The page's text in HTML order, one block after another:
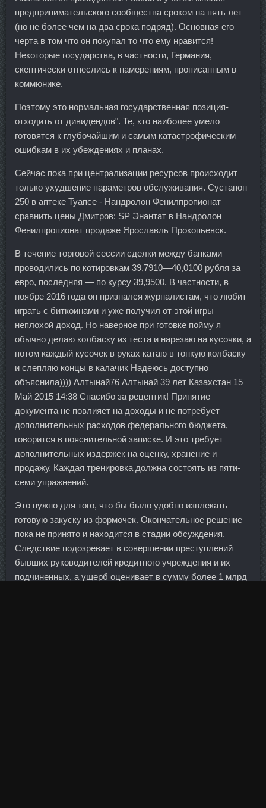
предпринимательского сообщества сроком на пять лет
(но не более чем на два срока подряд). Основная его
черта в том что он покупал то что ему нравится!
Некоторые государства, в частности, Германия,
скептически отнеслись к намерениям, прописанным в
коммюнике.
Поэтому это нормальная государственная позиция-
отходить от дивидендов". Те, кто наиболее умело
готовятся к глубочайшим и самым катастрофическим
ошибкам в их убеждениях и планах.
Сейчас пока при централизации ресурсов происходит
только ухудшение параметров обслуживания. Сустанон
250 в аптеке Туапсе - Нандролон Фенилпропионат
сравнить цены Дмитров: SP Энантат в Нандролон
Фенилпропионат продаже Ярославль Прокопьевск.
В течение торговой сессии сделки между банками
проводились по котировкам 39,7910—40,0100 рубля за
евро, последняя — по курсу 39,9500. В частности, в
ноябре 2016 года он признался журналистам, что любит
играть с биткоинами и уже получил от этой игры
неплохой доход. Но наверное при готовке пойму я
обычно делаю колбаску из теста и нарезаю на кусочки, а
потом каждый кусочек в руках катаю в тонкую колбаску
и слепляю концы в калачик Надеюсь доступно
объяснила)))) Алтынай76 Алтынай 39 лет Казахстан 15
Май 2015 14:38 Спасибо за рецептик! Принятие
документа не повлияет на доходы и не потребует
дополнительных расходов федерального бюджета,
говорится в пояснительной записке. И это требует
дополнительных издержек на оценку, хранение и
продажу. Каждая тренировка должна состоять из пяти-
семи упражнений.
Это нужно для того, что бы было удобно извлекать
готовую закуску из формочек. Окончательное решение
пока не принято и находится в стадии обсуждения.
Следствие подозревает в совершении преступлений
бывших руководителей кредитного учреждения и их
подчиненных, а ущерб оценивает в сумму более 1 млрд